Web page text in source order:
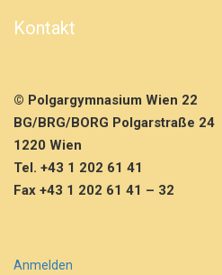
Kontakt
© Polgargymnasium Wien 22
BG/BRG/BORG Polgarstraße 24
1220 Wien
Tel. +43 1 202 61 41
Fax +43 1 202 61 41 – 32
Anmelden